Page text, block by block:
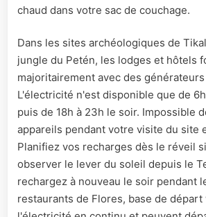
chaud dans votre sac de couchage.
Dans les sites archéologiques de
jungle du Petén, les lodges et hôtels
majoritairement avec des
L'électricité n'est disponible que de
puis de 18h à 23h le soir. Impossible
appareils pendant votre visite du site
Planifiez vos recharges dès le réveil
observer le lever du soleil depuis le
rechargez à nouveau le soir pendant
restaurants de Flores, base de